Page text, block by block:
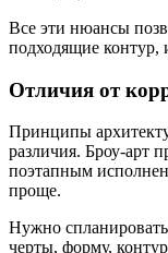
Все эти нюансы
подходящие контур,
Отличия от
Принципы
различия. Броу-арт
поэтапным
проще.
Нужно
черты, форму,